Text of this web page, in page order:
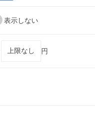
表示しない
円